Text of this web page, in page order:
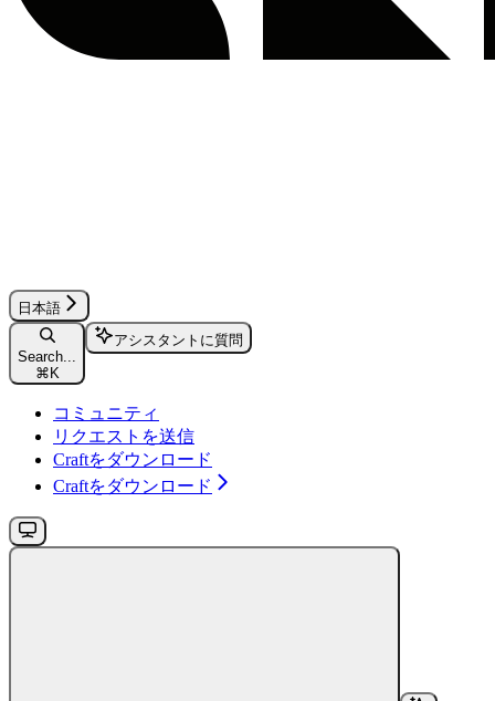
日本語
Search...
⌘ K
アシスタントに質問
コミュニティ
リクエストを送信
Craftをダウンロード
Craftをダウンロード